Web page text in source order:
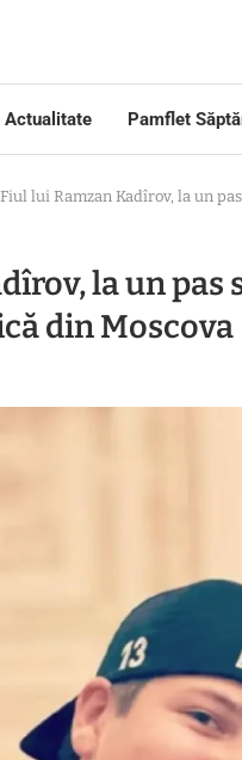
Actualitate Pamflet
Fiul lui Ramzan Kadîrov, la un
la un
din Moscova